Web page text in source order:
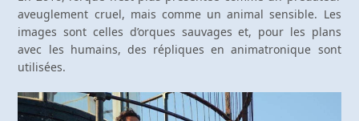
aveuglement cruel, mais comme un animal sensible. Les
images sont celles d’orques sauvages et, pour les plans
avec les humains, des répliques en animatronique sont
utilisées.